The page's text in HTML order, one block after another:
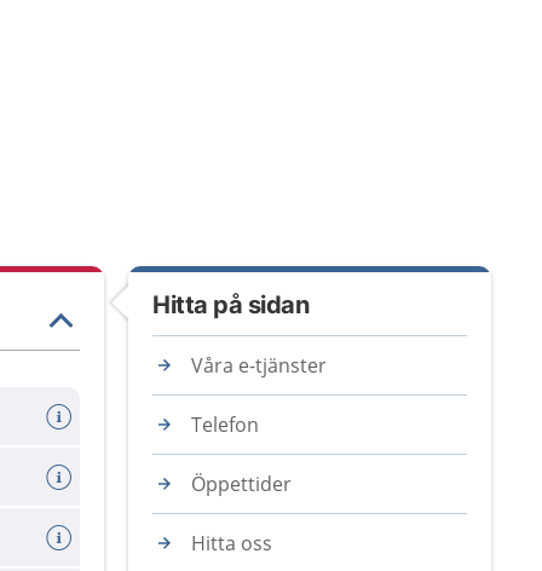
Hitta på sidan
Våra e-tjänster
Telefon
Öppettider
Hitta oss